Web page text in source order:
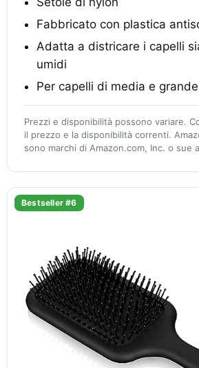
Fabbricato con plastica
Adatta a districare i capelli
umidi
Per capelli di media e
Prezzi e disponibilità possono variare.
il prezzo e la disponibilità correnti.
sono marchi di Amazon.com, Inc. o sue
Bestseller #6